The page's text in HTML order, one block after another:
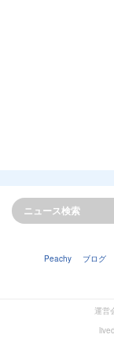
Peachy ブログ
運営